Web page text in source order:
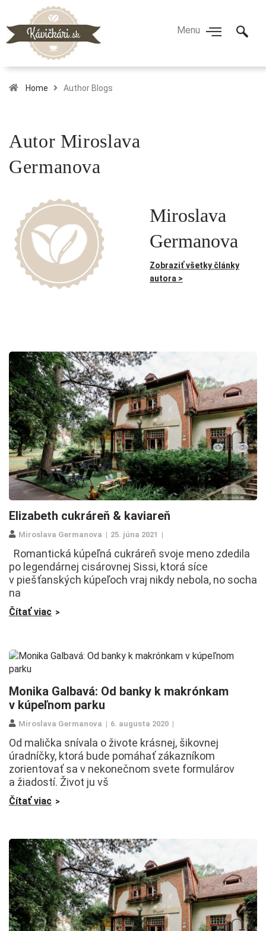
Home Author Blogs
Autor Miroslava
Germanova
Miroslava
Germanova
Zobraziť všetky články
autora >
Elizabeth cukráreň & kaviareň
Miroslava Germanova 25. júna 2021
Romantická kúpeľná cukráreň svoje meno zdedila
po legendárnej cisárovnej Sissi, ktorá síce
v piešťanských kúpeľoch vraj nikdy nebola, no socha
na
Čítať viac
Monika Galbavá: Od banky k makrónkam
v kúpeľnom parku
Miroslava Germanova 6. augusta 2020
Od malička snívala o živote krásnej, šikovnej
úradníčky, ktorá bude pomáhať zákazníkom
zorientovať sa v nekonečnom svete formulárov
a žiadostí. Život ju vš
Čítať viac